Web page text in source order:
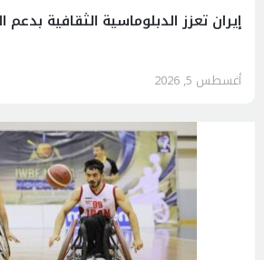
إيران تعزز الدبلوماسية الثقافية بدعم
أغسطس 5, 2026